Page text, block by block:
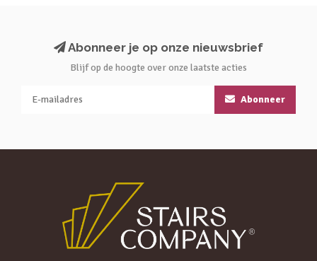
Abonneer je op onze nieuwsbrief
Blijf op de hoogte over onze laatste acties
Abonneer